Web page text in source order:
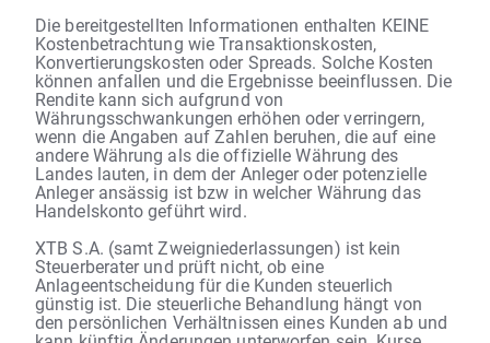
Die bereitgestellten Informationen enthalten KEINE
Kostenbetrachtung wie Transaktionskosten,
Konvertierungskosten oder Spreads. Solche Kosten
können anfallen und die Ergebnisse beeinflussen. Die
Rendite kann sich aufgrund von
Währungsschwankungen erhöhen oder verringern,
wenn die Angaben auf Zahlen beruhen, die auf eine
andere Währung als die offizielle Währung des
Landes lauten, in dem der Anleger oder potenzielle
Anleger ansässig ist bzw in welcher Währung das
Handelskonto geführt wird.
XTB S.A. (samt Zweigniederlassungen) ist kein
Steuerberater und prüft nicht, ob eine
Anlageentscheidung für die Kunden steuerlich
günstig ist. Die steuerliche Behandlung hängt von
den persönlichen Verhältnissen eines Kunden ab und